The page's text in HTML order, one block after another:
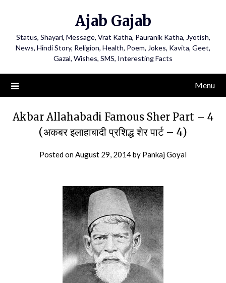
Ajab Gajab
Status, Shayari, Message, Vrat Katha, Pauranik Katha, Jyotish,
News, Hindi Story, Religion, Health, Poem, Jokes, Kavita, Geet,
Gazal, Wishes, SMS, Interesting Facts
Menu
Akbar Allahabadi Famous Sher Part – 4
(अकबर इलाहाबादी प्रशिद्ध शेर पार्ट – 4)
Posted onAugust 29, 2014by Pankaj Goyal